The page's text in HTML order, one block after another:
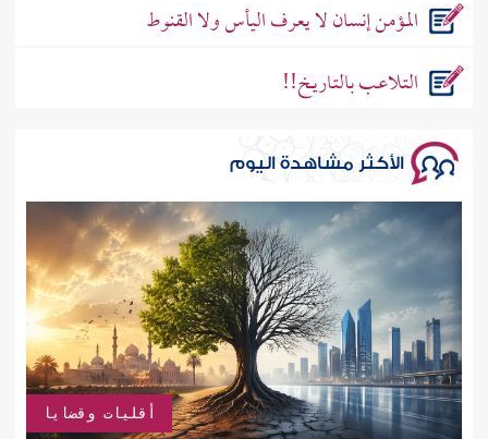
المؤمن إنسان لا يعرف اليأس ولا القنوط
التـلاعـب بالتـاريـخ!!
الأكثر مشاهدة اليوم
أقليات وقضايا